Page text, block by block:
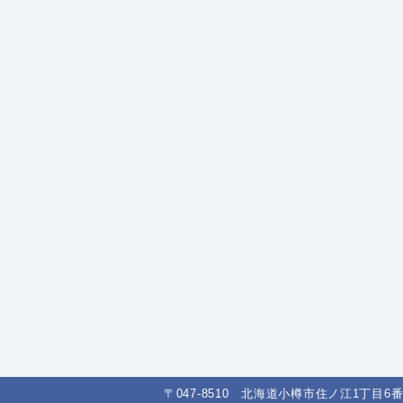
〒047-8510 北海道小樽市住ノ江1丁目6